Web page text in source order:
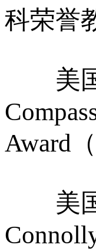
科荣誉
美
Award（
美国